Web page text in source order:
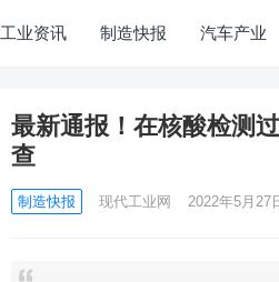
工业资讯 制造快报 汽车产业
最新通报！在核酸检测
查
制造快报 现代工业网 2022年5月27